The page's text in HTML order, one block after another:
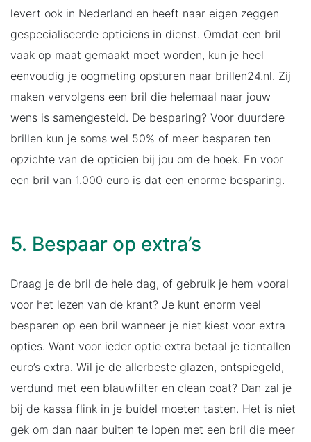
levert ook in Nederland en heeft naar eigen zeggen
gespecialiseerde opticiens in dienst. Omdat een bril
vaak op maat gemaakt moet worden, kun je heel
eenvoudig je oogmeting opsturen naar brillen24.nl. Zij
maken vervolgens een bril die helemaal naar jouw
wens is samengesteld. De besparing? Voor duurdere
brillen kun je soms wel 50% of meer besparen ten
opzichte van de opticien bij jou om de hoek. En voor
een bril van 1.000 euro is dat een enorme besparing.
5. Bespaar op extra’s
Draag je de bril de hele dag, of gebruik je hem vooral
voor het lezen van de krant? Je kunt enorm veel
besparen op een bril wanneer je niet kiest voor extra
opties. Want voor ieder optie extra betaal je tientallen
euro’s extra. Wil je de allerbeste glazen, ontspiegeld,
verdund met een blauwfilter en clean coat? Dan zal je
bij de kassa flink in je buidel moeten tasten. Het is niet
gek om dan naar buiten te lopen met een bril die meer